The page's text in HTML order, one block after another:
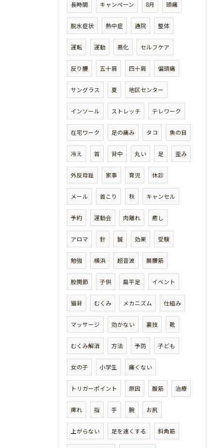
長時間 キャンペーン 8月 頭痛
脱水症状 熱中症 通院 整体
運転 運動 悪化 セルフケア
反り腰 五十肩 四十肩 偏頭痛
サングラス 夏 地区センター
インソール ストレッチ テレワーク
在宅ワーク 足の痛み タコ 魚の目
冷え 首 背中 丸い 足 歪み
外反母趾 家事 育児 休診
メール 首こり 秋 キャンセル
予約 運動会 肉離れ 癒し
アロマ 針 鍼 効果 受験
勉強 横浜 超音波 腸腰筋
股関節 子供 扁平足 イベント
猫背 むくみ メカニズム 仕組み
マッサージ 効かない 裏技 靴
むくみ解消 方法 予防 子ども
女の子 小学生 痛くない
トリガーポイント 原因 腹筋 治療
痺れ 指 手 腕 お尻
上がらない 足を速くする 斜角筋